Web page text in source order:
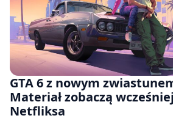
GTA 6 z nowym
Materiał zobaczą
Netfliksa